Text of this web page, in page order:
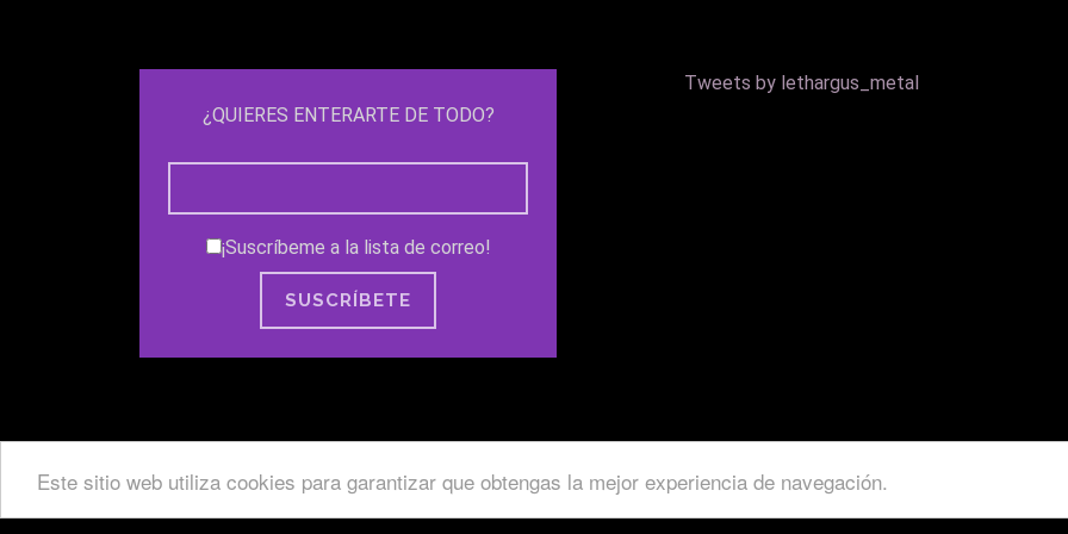
Este sitio web utiliza cookies para garantizar que obtengas la mejor experiencia de navegación.
¿QUIERES ENTERARTE DE TODO?
¡Suscríbeme a la lista de correo!
Tweets by lethargus_metal
Puedes leer los términos y condiciones